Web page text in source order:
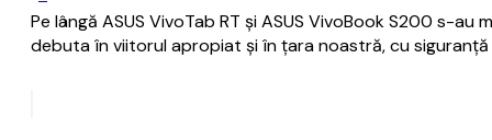
Pe lângă ASUS VivoTab RT şi ASUS VivoBook S200 s-
debuta în viitorul apropiat şi în ţara noastră, cu siguranţă